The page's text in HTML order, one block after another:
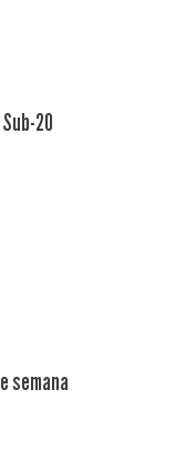
20
semana